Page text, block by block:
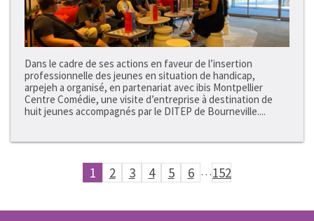
Dans le cadre de ses actions en faveur de l’insertion
professionnelle des jeunes en situation de handicap,
arpejeh a organisé, en partenariat avec ibis Montpellier
Centre Comédie, une visite d’entreprise à destination de
huit jeunes accompagnés par le DITEP de Bourneville....
1 2 3 4 5 6 …152